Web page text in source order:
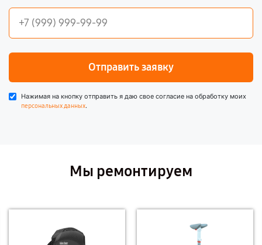
Отправить заявку
Нажимая на кнопку отправить я даю свое согласие на обработку моих
персональных данных.
Мы ремонтируем